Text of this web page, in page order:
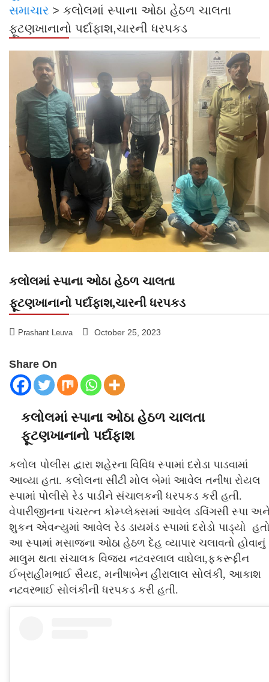
સમાચાર > કલોલમાં સ્પાના ઓઠા હેઠળ ચાલતા
ફૂટણખાનાનો પર્દાફાશ,ચારની ધરપકડ
કલોલમાં સ્પાના ઓઠા હેઠળ ચાલતા
ફૂટણખાનાનો પર્દાફાશ,ચારની ધરપકડ
Prashant Leuva October 25, 2023
Share On
કલોલમાં સ્પાના ઓઠા હેઠળ ચાલતા
ફૂટણખાનાનો પર્દાફાશ
કલોલ પોલીસ દ્વારા શહેરના વિવિધ સ્પામાં દરોડા પાડવામાં
આવ્યા હતા. કલોલના સીટી મોલ બેમાં આવેલ તનીષા રોયલ
સ્પામાં પોલીસે રેડ પાડીને સંચાલકની ધરપકડ કરી હતી.
વેપારીજીનના પંચરત્ન કોમ્પ્લેક્સમાં આવેલ ડવિંગસી સ્પા
શુકન એવન્યુમાં આવેલ રેડ ડાયમંડ સ્પામાં દરોડો પાડ્યો
આ સ્પામાં મસાજના ઓઠા હેઠળ દેહ વ્યાપાર ચલાવતો હોવાનું
માલુમ થતા સંચાલક વિજય નટવરલાલ વાઘેલા,ફકરૂદ્દીન
ઈબ્રાહીમભાઈ સૈયદ, મનીષાબેન હીરાલાલ સોલંકી, આકાશ
નટવરભાઈ સોલંકીની ધરપકડ કરી હતી.